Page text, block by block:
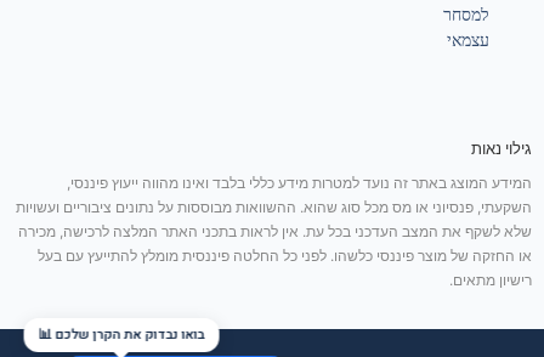
למסחר
עצמאי
גילוי נאות
המידע המוצג באתר זה נועד למטרות מידע כללי בלבד ואינו מהווה ייעוץ פיננסי,
השקעתי, פנסיוני או מס מכל סוג שהוא. ההשוואות מבוססות על נתונים ציבוריים ועשויות
שלא לשקף את המצב העדכני בכל עת. אין לראות בתכני האתר המלצה לרכישה, מכירה
או החזקה של מוצר פיננסי כלשהו. לפני כל החלטה פיננסית מומלץ להתייעץ עם בעל
רישיון מתאים.
בואו נבדוק את הקרן שלכם 📊